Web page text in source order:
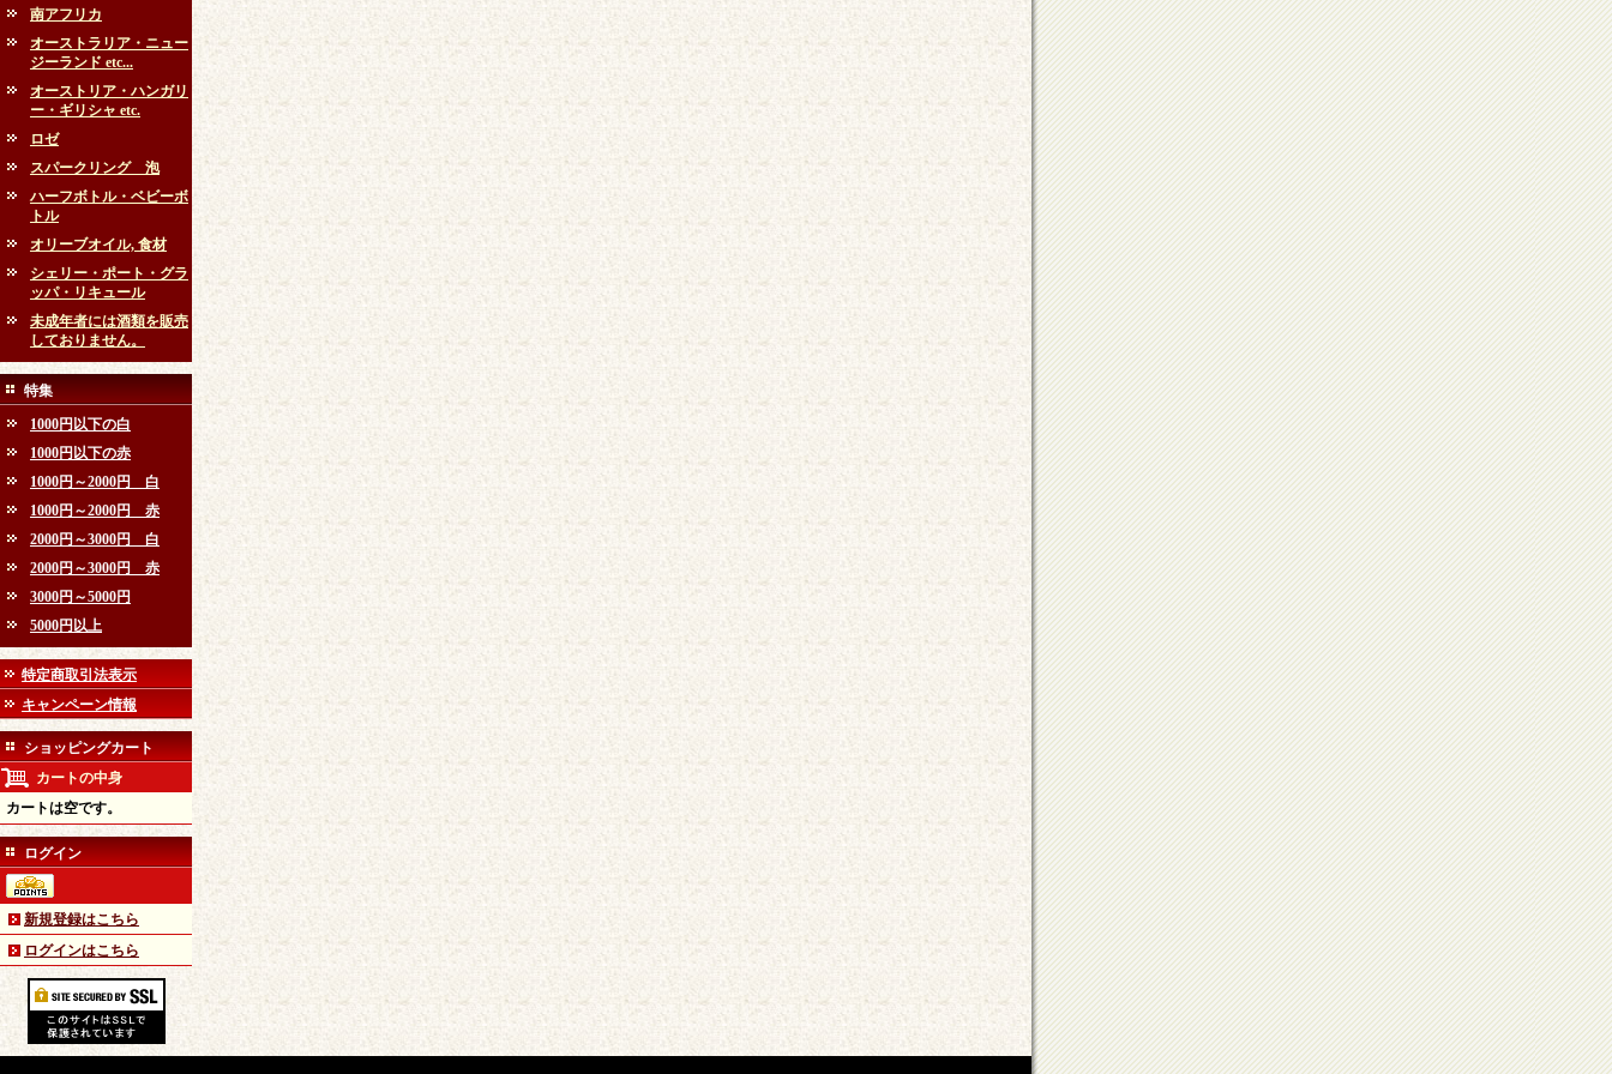
南アフリカ
オーストラリア・ニュー
ジーランド etc...
オーストリア・ハンガリ
ー・ギリシャ etc.
ロゼ
スパークリング 泡
ハーフボトル・ベビーボ
トル
オリーブオイル, 食材
シェリー・ポート・グラ
ッパ・リキュール
未成年者には酒類を販売
しておりません。
特集
1000円以下の白
1000円以下の赤
1000円～2000円 白
1000円～2000円 赤
2000円～3000円 白
2000円～3000円 赤
3000円～5000円
5000円以上
特定商取引法表示
キャンペーン情報
ショッピングカート
カートの中身
カートは空です。
ログイン
新規登録はこちら
ログインはこちら